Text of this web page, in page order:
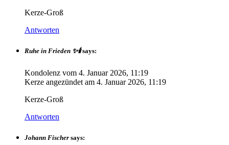
Kerze-Groß
Antworten
Ruhe in Frieden ✨🕯️ says:
Kondolenz vom 4. Januar 2026, 11:19
Kerze angezündet am 4. Januar 2026, 11:19
Kerze-Groß
Antworten
Johann Fischer says: